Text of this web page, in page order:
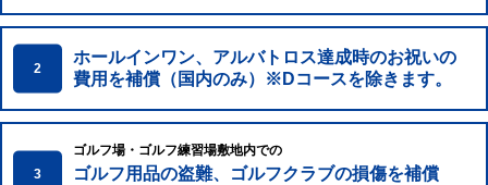
2
ホールインワン、アルバトロス達成時のお祝いの
費用を補償（国内のみ）※Dコースを除きます。
3
ゴルフ場・ゴルフ練習場敷地内での
ゴルフ用品の盗難、ゴルフクラブの損傷を補償